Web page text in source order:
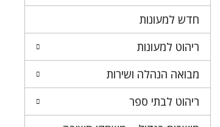
חדש למעונות
ריהוט למעונות
מבואה הנהלה ושירות
ריהוט לבתי ספר